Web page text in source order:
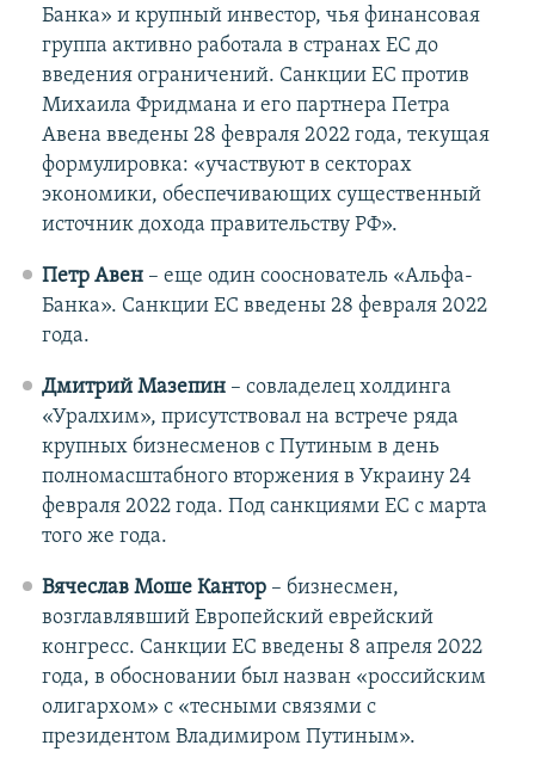
Банка» и крупный инвестор, чья финансовая
группа активно работала в странах ЕС до
введения ограничений. Санкции ЕС против
Михаила Фридмана и его партнера Петра
Авена введены 28 февраля 2022 года, текущая
формулировка: «участвуют в секторах
экономики, обеспечивающих существенный
источник дохода правительству РФ».
Петр Авен– еще один сооснователь «Альфа-
Банка». Санкции ЕС введены 28 февраля 2022
года.
Дмитрий Мазепин– совладелец холдинга
«Уралхим», присутствовал на встрече ряда
крупных бизнесменов с Путиным в день
полномасштабного вторжения в Украину 24
февраля 2022 года. Под санкциями ЕС с марта
того же года.
Вячеслав Моше Кантор– бизнесмен,
возглавлявший Европейский еврейский
конгресс. Санкции ЕС введены 8 апреля 2022
года, в обосновании был назван «российским
олигархом» с «тесными связями с
президентом Владимиром Путиным».